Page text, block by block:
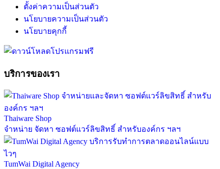
ตั้งค่าความเป็นส่วนตัว
นโยบายความเป็นส่วนตัว
นโยบายคุกกี้
บริการของเรา
Thaiware Shop
จำหน่าย จัดหา ซอฟต์แวร์ลิขสิทธิ์ สำหรับองค์กร ฯลฯ
TumWai Digital Agency